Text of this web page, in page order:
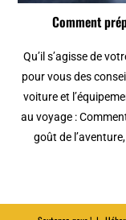
Comment
Qu’il s’agisse de
pour vous des
voiture et
au voyage :
goût de